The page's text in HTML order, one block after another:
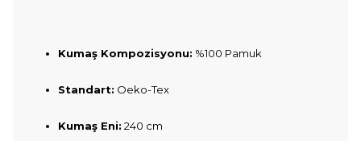
Kumaş Kompozisyonu: %100 Pamuk
Standart: Oeko-Tex
Kumaş Eni: 240 cm